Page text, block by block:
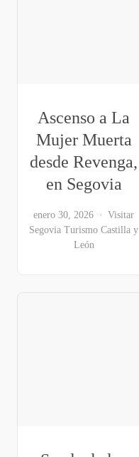
Ascenso a La
Mujer Muerta
desde Revenga,
en Segovia
enero 30, 2026
Visitar
Segovia Turismo Castilla y
León